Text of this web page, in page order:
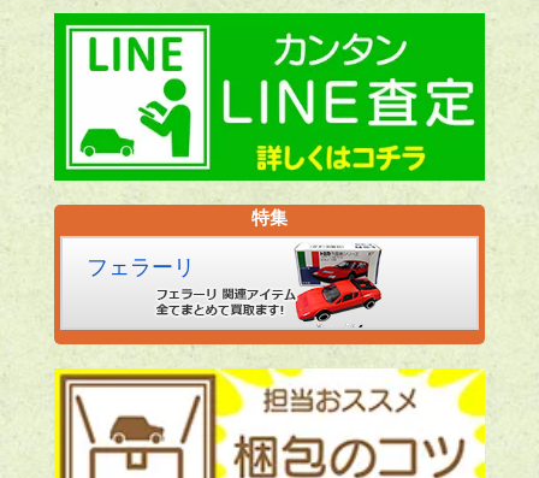
特集
フェラーリ